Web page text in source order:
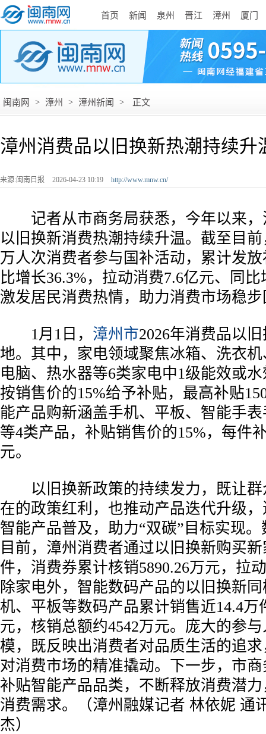
首页 新闻 泉州 晋江 漳州 厦门
闽南网 > 漳州 > 漳州新闻 > 正文
漳州消费品以旧换新热潮持续升
来源:闽南日报 2026-04-23 10:19 http://www.mnw.cn/
记者从市商务局获悉，今年以来，
以旧换新消费热潮持续升温。截至目
万人次消费者参与国补活动，累计发
比增长36.3%，拉动消费7.6亿元、同
激发居民消费热情，助力消费市场稳
1月1日， 漳州市2026年消费品以
地。其中，家电领域聚焦冰箱、洗衣
电脑、热水器等6类家电中1级能效或
按销售价的15%给予补贴，最高补贴
能产品购新涵盖手机、平板、智能手
等4类产品，补贴销售价的15%，每件
元。
以旧换新政策的持续发力，既让群
在的政策红利，也推动产品迭代升级
智能产品普及，助力“双碳”目标实现
目前，漳州消费者通过以旧换新购买
件，消费券累计核销5890.26万元，拉
除家电外，智能数码产品的以旧换新
机、平板等数码产品累计销售近14.4万
元，核销总额约4542万元。庞大的参
模，既反映出消费者对品质生活的追
对消费市场的精准撬动。下一步，市
补贴智能产品品类，不断释放消费潜
消费需求。（漳州融媒记者 林依妮 通
杰）